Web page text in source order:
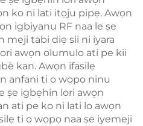
ko ni lati itọju pipẹ. Awọn
igbiyanu RF naa le ṣe
meji tabi diẹ sii ni iyara
awọn olumulo ati pe kii
kan. Awọn ifasilẹ
anfani ti o wọpọ ninu
ṣe igbẹhin lori awọn
ati pe ko ni lati lo awọn
ti o wọpọ naa ṣe iyemeji